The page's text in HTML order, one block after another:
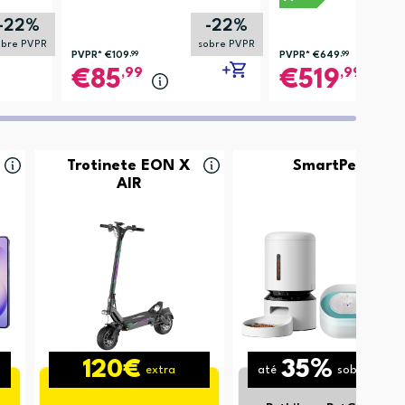
22%
PVPR
-22%
sobre PVPR
PVPR* €109,99
85,99
PVPR* €649,99
519,99
Trotinete EON X
AIR
120€ extra
SmartPet
até 35% sobre PVPR